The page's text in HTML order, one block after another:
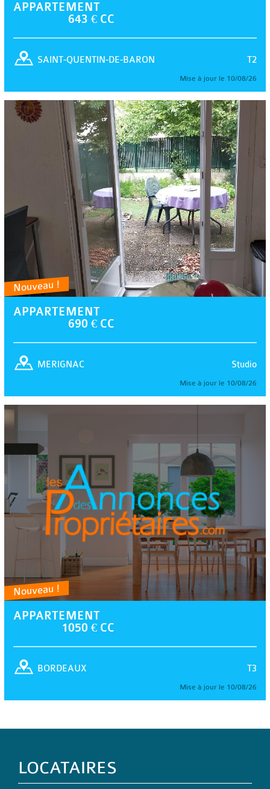
APPARTEMENT
643 € CC
T2
SAINT-QUENTIN-DE-BARON
Mise à jour le 10/08/26
Nouveau !
APPARTEMENT
690 € CC
Studio
MERIGNAC
Mise à jour le 10/08/26
Nouveau !
APPARTEMENT
1050 € CC
T3
BORDEAUX
Mise à jour le 10/08/26
LOCATAIRES